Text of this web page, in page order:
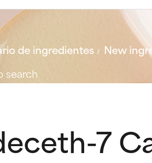
de ingredientes New
search
7